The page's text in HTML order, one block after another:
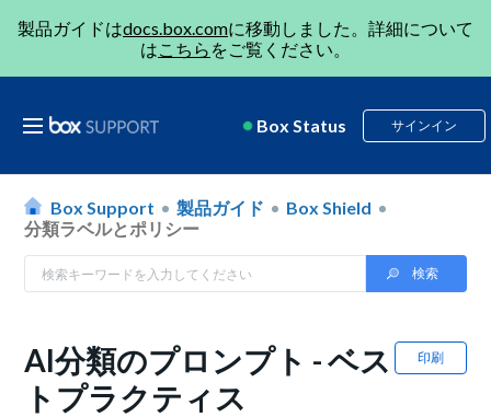
製品ガイドはdocs.box.comに移動しました。詳細について
はこちら をご覧ください。
Box Status サインイン
Box Support 製品ガイド
Box Shield
分類ラベルとポリシー
印刷
AI分類のプロンプト - ベス
トプラクティス